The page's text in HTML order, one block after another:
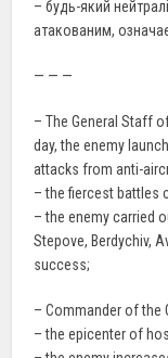
– будь-який
атакованим,
— — —
– The General Staff
day, the enemy
attacks from anti-
– the fiercest battles
– the enemy carried
Stepove, Berdychіv,
success;
– Commander of the
– the epicenter of